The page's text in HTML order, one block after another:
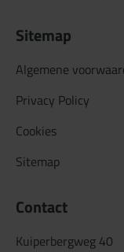
Sitemap
Algemene
Privacy Policy
Cookies
Sitemap
Contact
Kuiperbergweg 40